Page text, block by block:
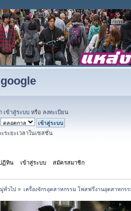
เข้าสู่ระบบ หรือ ลงทะเบียน
ระยะเวลาในเซสชั่น
ฏิทิน เข้าสู่ระบบ สมัครสมาชิก
ทั่วไป» เครื่องจักรอุตสาหกรรม โพสฟรีงานอุตสาหกร